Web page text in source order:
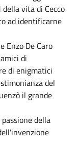
vita di Cecco
ad identificarne
Enzo De Caro
di
di enigmatici
del
il grande
della